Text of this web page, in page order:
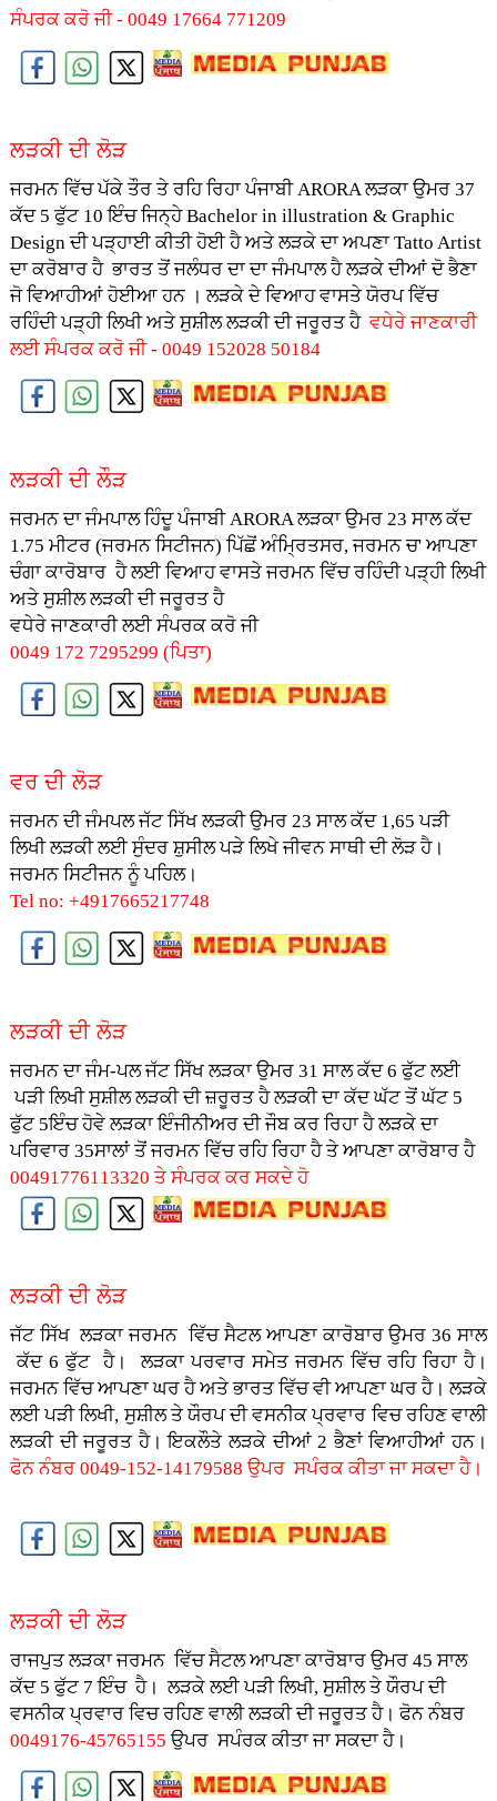
ਸੰਪਰਕ ਕਰੋ ਜੀ - 0049 17664 771209
ਲੜਕੀ ਦੀ ਲੋੜ
ਜਰਮਨ ਵਿੱਚ ਪੱਕੇ ਤੌਰ ਤੇ ਰਹਿ ਰਿਹਾ ਪੰਜਾਬੀ ARORA ਲੜਕਾ ਉਮਰ 37
ਕੱਦ 5 ਫੁੱਟ 10 ਇੰਚ ਜਿਨ੍ਹੇ Bachelor in illustration & Graphic
Design ਦੀ ਪੜ੍ਹਾਈ ਕੀਤੀ ਹੋਈ ਹੈ ਅਤੇ ਲੜਕੇ ਦਾ ਅਪਣਾ Tatto Artist
ਦਾ ਕਰੋਬਾਰ ਹੈ ਭਾਰਤ ਤੋਂ ਜਲੰਧਰ ਦਾ ਦਾ ਜੰਮਪਾਲ ਹੈ ਲੜਕੇ ਦੀਆਂ ਦੋ ਭੈਣਾ
ਜੋ ਵਿਆਹੀਆਂ ਹੋਈਆ ਹਨ । ਲੜਕੇ ਦੇ ਵਿਆਹ ਵਾਸਤੇ ਯੋਰਪ ਵਿੱਚ
ਰਹਿੰਦੀ ਪੜ੍ਹੀ ਲਿਖੀ ਅਤੇ ਸੁਸ਼ੀਲ ਲੜਕੀ ਦੀ ਜਰੂਰਤ ਹੈਵਧੇਰੇ ਜਾਣਕਾਰੀ
ਲਈ ਸੰਪਰਕ ਕਰੋ ਜੀ - 0049 152028 50184
ਲੜਕੀ ਦੀ ਲੌੜ
ਜਰਮਨ ਦਾ ਜੰਮਪਾਲ ਹਿੰਦੂ ਪੰਜਾਬੀ ARORA ਲੜਕਾ ਉਮਰ 23 ਸਾਲ ਕੱਦ
1.75 ਮੀਟਰ (ਜਰਮਨ ਸਿਟੀਜਨ) ਪਿੱਛੋਂ ਅੰਮ੍ਰਿਤਸਰ, ਜਰਮਨ ਚ' ਆਪਣਾ
ਚੰਗਾ ਕਾਰੋਬਾਰ ਹੈ ਲਈ ਵਿਆਹ ਵਾਸਤੇ ਜਰਮਨ ਵਿੱਚ ਰਹਿੰਦੀ ਪੜ੍ਹੀ ਲਿਖੀ
ਅਤੇ ਸੁਸ਼ੀਲ ਲੜਕੀ ਦੀ ਜਰੂਰਤ ਹੈ
ਵਧੇਰੇ ਜਾਣਕਾਰੀ ਲਈ ਸੰਪਰਕ ਕਰੋ ਜੀ
0049 172 7295299 (ਪਿਤਾ)
ਵਰ ਦੀ ਲੋੜ
ਜਰਮਨ ਦੀ ਜੰਮਪਲ ਜੱਟ ਸਿੱਖ ਲੜਕੀ ਉਮਰ 23 ਸਾਲ ਕੱਦ 1,65 ਪੜੀ
ਲਿਖੀ ਲੜਕੀ ਲਈ ਸੁੰਦਰ ਸ਼ੁਸੀਲ ਪੜੇ ਲਿਖੇ ਜੀਵਨ ਸਾਥੀ ਦੀ ਲੋੜ ਹੈ।
ਜਰਮਨ ਸਿਟੀਜਨ ਨੂੰ ਪਹਿਲ।
Tel no: +4917665217748
ਲੜਕੀ ਦੀ ਲੋੜ
ਜਰਮਨ ਦਾ ਜੰਮ-ਪਲ ਜੱਟ ਸਿੱਖ ਲੜਕਾ ਉਮਰ 31 ਸਾਲ ਕੱਦ 6 ਫੁੱਟ ਲਈ
ਪੜੀ ਲਿਖੀ ਸੁਸ਼ੀਲ ਲੜਕੀ ਦੀ ਜ਼ਰੂਰਤ ਹੈ ਲੜਕੀ ਦਾ ਕੱਦ ਘੱਟ ਤੋਂ ਘੱਟ 5
ਫੁੱਟ 5ਇੰਚ ਹੋਵੇ ਲੜਕਾ ਇੰਜੀਨੀਅਰ ਦੀ ਜੌਬ ਕਰ ਰਿਹਾ ਹੈ ਲੜਕੇ ਦਾ
ਪਰਿਵਾਰ 35ਸਾਲਾਂ ਤੋਂ ਜਰਮਨ ਵਿੱਚ ਰਹਿ ਰਿਹਾ ਹੈ ਤੇ ਆਪਣਾ ਕਾਰੋਬਾਰ ਹੈ
00491776113320 ਤੇ ਸੰਪਰਕ ਕਰ ਸਕਦੇ ਹੋ
ਲੜਕੀ ਦੀ ਲੋੜ
ਜੱਟ ਸਿੱਖ ਲੜਕਾ ਜਰਮਨ ਵਿੱਚ ਸੈਟਲ ਆਪਣਾ ਕਾਰੋਬਾਰ ਉਮਰ 36 ਸਾਲ
ਕੱਦ 6 ਫੁੱਟ ਹੈ। ਲੜਕਾ ਪਰਵਾਰ ਸਮੇਤ ਜਰਮਨ ਵਿੱਚ ਰਹਿ ਰਿਹਾ ਹੈ।
ਜਰਮਨ ਵਿੱਚ ਆਪਣਾ ਘਰ ਹੈ ਅਤੇ ਭਾਰਤ ਵਿੱਚ ਵੀ ਆਪਣਾ ਘਰ ਹੈ। ਲੜਕੇ
ਲਈ ਪੜੀ ਲਿਖੀ, ਸੁਸ਼ੀਲ ਤੇ ਯੌਰਪ ਦੀ ਵਸਨੀਕ ਪ੍ਰਵਾਰ ਵਿਚ ਰਹਿਣ ਵਾਲੀ
ਲੜਕੀ ਦੀ ਜਰੂਰਤ ਹੈ। ਇਕਲੌਤੇ ਲੜਕੇ ਦੀਆਂ 2 ਭੈਣਾਂ ਵਿਆਹੀਆਂ ਹਨ।
ਫੋਨ ਨੰਬਰ 0049-152-14179588 ਉਪਰ ਸਪੰਰਕ ਕੀਤਾ ਜਾ ਸਕਦਾ ਹੈ।
ਲੜਕੀ ਦੀ ਲੋੜ
ਰਾਜਪੁਤ ਲੜਕਾ ਜਰਮਨ ਵਿੱਚ ਸੈਟਲ ਆਪਣਾ ਕਾਰੋਬਾਰ ਉਮਰ 45 ਸਾਲ
ਕੱਦ 5 ਫੁੱਟ 7 ਇੰਚ ਹੈ। ਲੜਕੇ ਲਈ ਪੜੀ ਲਿਖੀ, ਸੁਸ਼ੀਲ ਤੇ ਯੌਰਪ ਦੀ
ਵਸਨੀਕ ਪ੍ਰਵਾਰ ਵਿਚ ਰਹਿਣ ਵਾਲੀ ਲੜਕੀ ਦੀ ਜਰੂਰਤ ਹੈ। ਫੋਨ ਨੰਬਰ
0049176-45765155 ਉਪਰ ਸਪੰਰਕ ਕੀਤਾ ਜਾ ਸਕਦਾ ਹੈ।